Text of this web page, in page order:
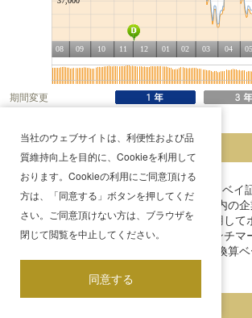
期間変更
ファンドの特色
主要投資対象は､インドの証券取引所(ボンベイ
ナル証券取引所)に上場しているインド国内の
イクル等の分析と徹底した企業分析を併用し
築｡原則として為替ヘッジを行わない｡ベンチ
ィア・インデックス(税引後配当込み、円換算
当社のウェブサイトは、利便性および品
質維持向上を目的に、Cookieを利用して
おります。Cookieの利用にご同意頂ける
方は、「同意する」ボタンを押してくだ
さい。ご同意頂けない方は、ブラウザを
閉じて閲覧を中止してください。
同意する